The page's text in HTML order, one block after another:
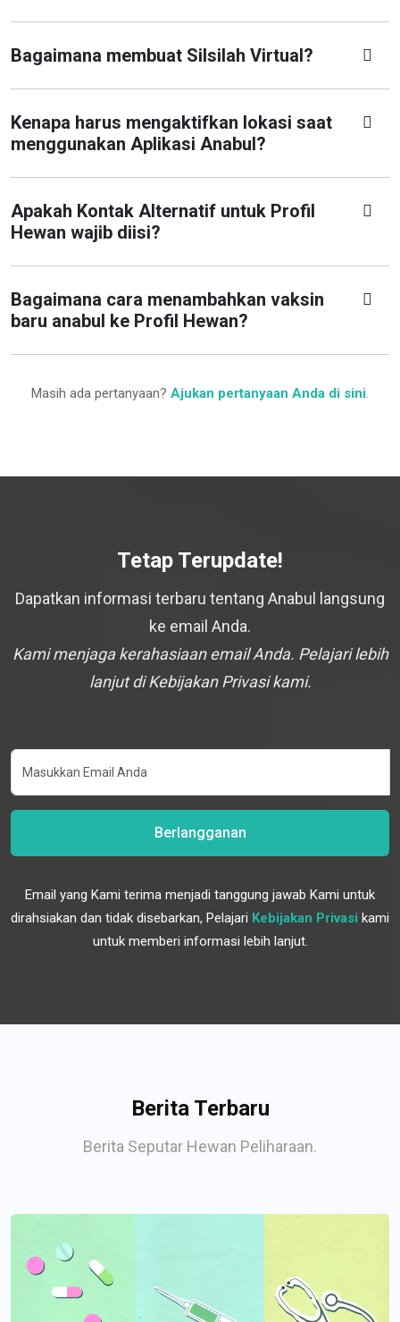
Bagaimana membuat Silsilah Virtual?
Kenapa harus mengaktifkan lokasi saat
menggunakan Aplikasi Anabul?
Apakah Kontak Alternatif untuk Profil
Hewan wajib diisi?
Bagaimana cara menambahkan vaksin
baru anabul ke Profil Hewan?
Masih ada pertanyaan? Ajukan pertanyaan Anda di sini.
Tetap Terupdate!
Dapatkan informasi terbaru tentang Anabul langsung
ke email Anda.
Kami menjaga kerahasiaan email Anda. Pelajari lebih
lanjut di Kebijakan Privasi kami.
Berlangganan
Email yang Kami terima menjadi tanggung jawab Kami untuk
dirahsiakan dan tidak disebarkan, Pelajari Kebijakan Privasi kami
untuk memberi informasi lebih lanjut.
Berita Terbaru
Berita Seputar Hewan Peliharaan.